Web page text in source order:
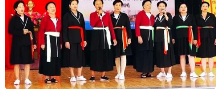
Syria: Nổ xe buýt gần thủ đô
Damascus khiến 2 người chết và 13
người bị thương
07/08/2026 00:50
Lực lượng Houthi tấn công quân đội